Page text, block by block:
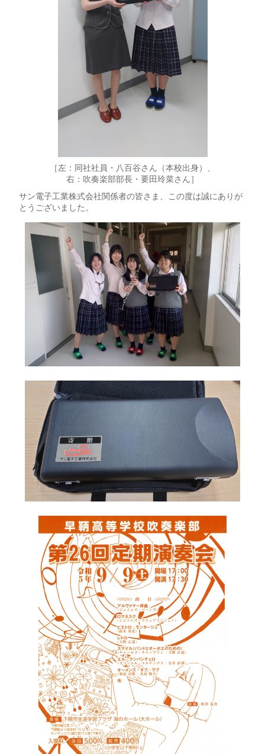
［左：同社社員・八百谷さん（本校出身）、
右：吹奏楽部部長・要田玲菜さん］
サン電子工業株式会社関係者の皆さま、この度は誠にありが
とうございました。